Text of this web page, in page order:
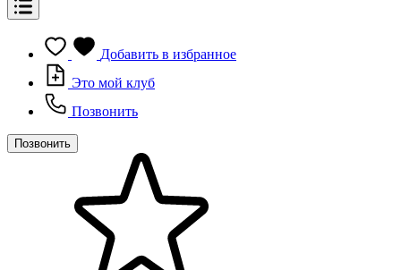
Добавить в избранное
Это мой клуб
Позвонить
Позвонить